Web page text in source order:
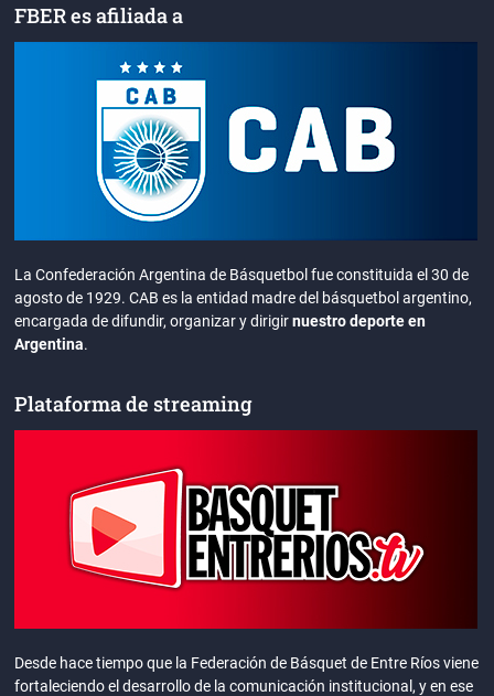
FBER es afiliada a
La Confederación Argentina de Básquetbol fue constituida el 30 de
agosto de 1929. CAB es la entidad madre del básquetbol argentino,
encargada de difundir, organizar y dirigirnuestro deporte en
Argentina.
Plataforma de streaming
Desde hace tiempo que la Federación de Básquet de Entre Ríos viene
fortaleciendo el desarrollo de la comunicación institucional, y en ese